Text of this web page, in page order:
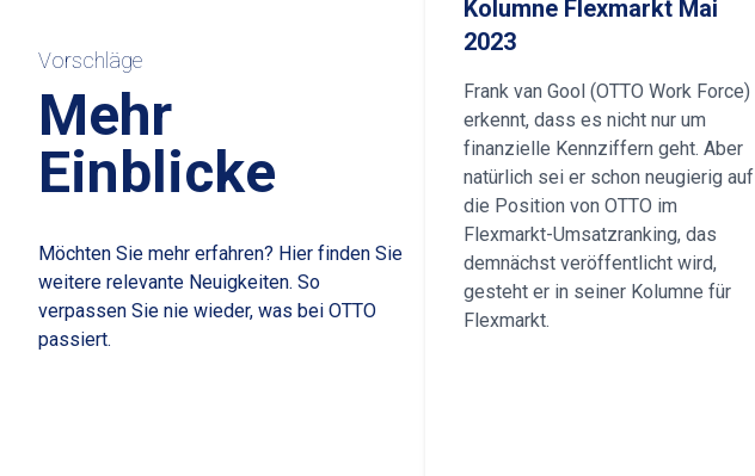
Vorschläge
Mehr
Einblicke
Möchten Sie mehr erfahren? Hier finden Sie
weitere relevante Neuigkeiten. So
verpassen Sie nie wieder, was bei OTTO
passiert.
Kolumne Flexmarkt Mai
2023
Frank van Gool (OTTO Work Force)
erkennt, dass es nicht nur um
finanzielle Kennziffern geht. Aber
natürlich sei er schon neugierig auf
die Position von OTTO im
Flexmarkt-Umsatzranking, das
demnächst veröffentlicht wird,
gesteht er in seiner Kolumne für
Flexmarkt.